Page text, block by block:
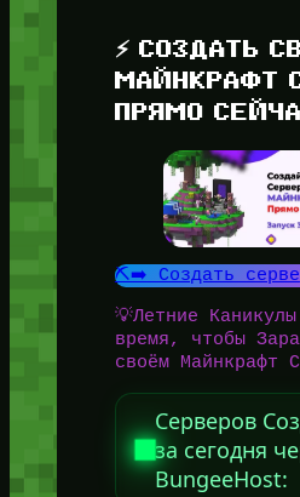
⚡ СОЗДАТЬ
МАЙНКРАФТ
ПРЯМО
⛏️➡️ Создать
💡Летние
время, чтобы
своём Майнкрафт
Серверов
за сегодня
BungeeHost: